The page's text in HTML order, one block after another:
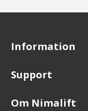
Information
Support
Om Nimalift